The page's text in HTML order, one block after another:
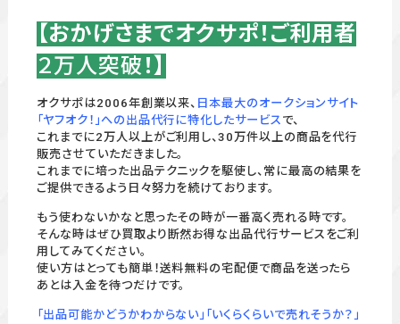
【おかげさまでオクサポ！ご利用者
２万人突破 ！】
オクサポは2006年創業以来、 日本最大のオークションサイト
「ヤフオク！」への出品代行に特化したサービス で、
これまでに2万人以上がご利用し、30万件以上の商品を代行
販売させていただきました。
これまでに培った出品テクニックを駆使し、常に最高の結果を
ご提供できるよう日々努力を続けております。
もう使わないかなと思ったその時が一番高く売れる時です。
そんな時はぜひ買取より断然お得な出品代行サービスをご利
用してみてください。
使い方はとっても簡単！送料無料の宅配便で商品を送ったら
あとは入金を待つだけです。
「出品可能かどうかわからない」「いくらくらいで売れそうか？」